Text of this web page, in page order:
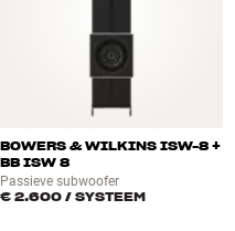
BOWERS & WILKINS ISW-8 +
BB ISW 8
Passieve subwoofer
€ 2.600 / SYSTEEM